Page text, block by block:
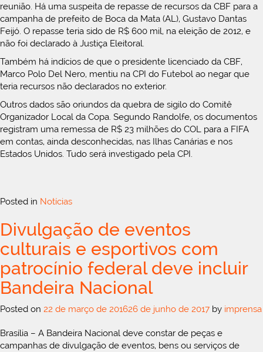
reunião. Há uma suspeita de repasse de recursos da CBF para a
campanha de prefeito de Boca da Mata (AL), Gustavo Dantas
Feijó. O repasse teria sido de R$ 600 mil, na eleição de 2012, e
não foi declarado à Justiça Eleitoral.
Também há indícios de que o presidente licenciado da CBF,
Marco Polo Del Nero, mentiu na CPI do Futebol ao negar que
teria recursos não declarados no exterior.
Outros dados são oriundos da quebra de sigilo do Comitê
Organizador Local da Copa. Segundo Randolfe, os documentos
registram uma remessa de R$ 23 milhões do COL para a FIFA
em contas, ainda desconhecidas, nas Ilhas Canárias e nos
Estados Unidos. Tudo será investigado pela CPI.
Posted in Notícias
Divulgação de eventos
culturais e esportivos com
patrocínio federal deve incluir
Bandeira Nacional
Posted on 22 de março de 201626 de junho de 2017 by imprensa
Brasília – A Bandeira Nacional deve constar de peças e
campanhas de divulgação de eventos, bens ou serviços de